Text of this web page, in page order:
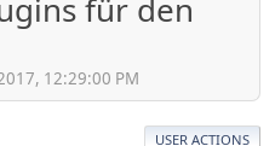
für den
12:29:00 PM
USER ACTIONS